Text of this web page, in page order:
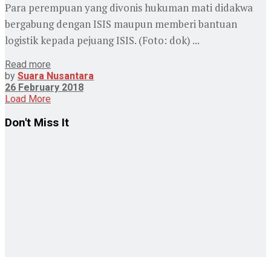
Para perempuan yang divonis hukuman mati didakwa
bergabung dengan ISIS maupun memberi bantuan
logistik kepada pejuang ISIS. (Foto: dok) ...
Read more
by Suara Nusantara
26 February 2018
Load More
Don't Miss It